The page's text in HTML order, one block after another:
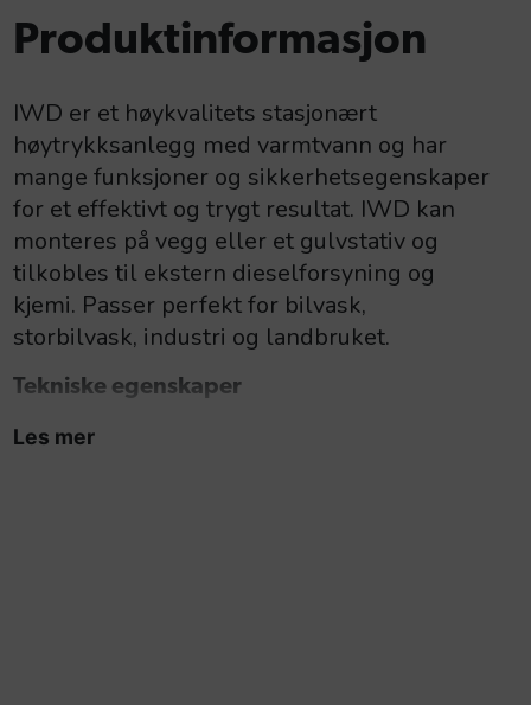
Produktinformasjon
IWD er et høykvalitets stasjonært
høytrykksanlegg med varmtvann og har
mange funksjoner og sikkerhetsegenskaper
for et effektivt og trygt resultat. IWD kan
monteres på vegg eller et gulvstativ og
tilkobles til ekstern dieselforsyning og
kjemi. Passer perfekt for bilvask,
storbilvask, industri og landbruket.
Tekniske egenskaper
Veivakselpumpe med tre keramiske stempler og
Les mer